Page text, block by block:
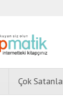
Çok